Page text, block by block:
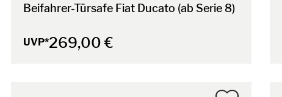
Beifahrer-Türsafe Fiat Ducato (ab Serie 8)
UVP*269,00 €